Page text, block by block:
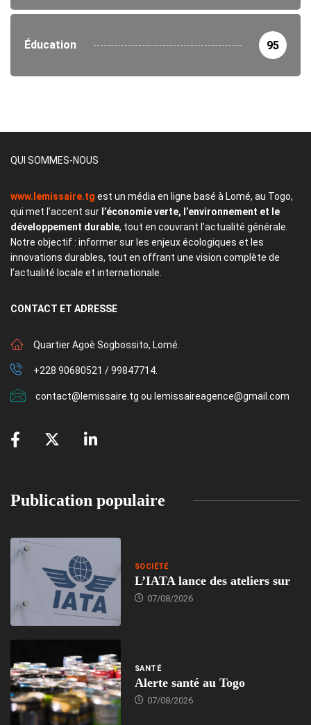
Éducation 95
QUI SOMMES-NOUS
www.lemissaire.tg est un média en ligne basé à Lomé, au Togo,
qui met l’accent sur l’économie verte, l’environnement et le
développement durable, tout en couvrant l’actualité générale.
Notre objectif : informer sur les enjeux écologiques et les
innovations durables, tout en offrant une vision complète de
l’actualité locale et internationale.
CONTACT ET ADRESSE
Quartier Agoè Sogbossito, Lomé.
+228 90680521 / 99847714.
contact@lemissaire.tg ou lemissaireagence@gmail.com
Publication populaire
SOCIÉTÉ
L’IATA lance des ateliers sur
07/08/2026
SANTÉ
Alerte santé au Togo
07/08/2026